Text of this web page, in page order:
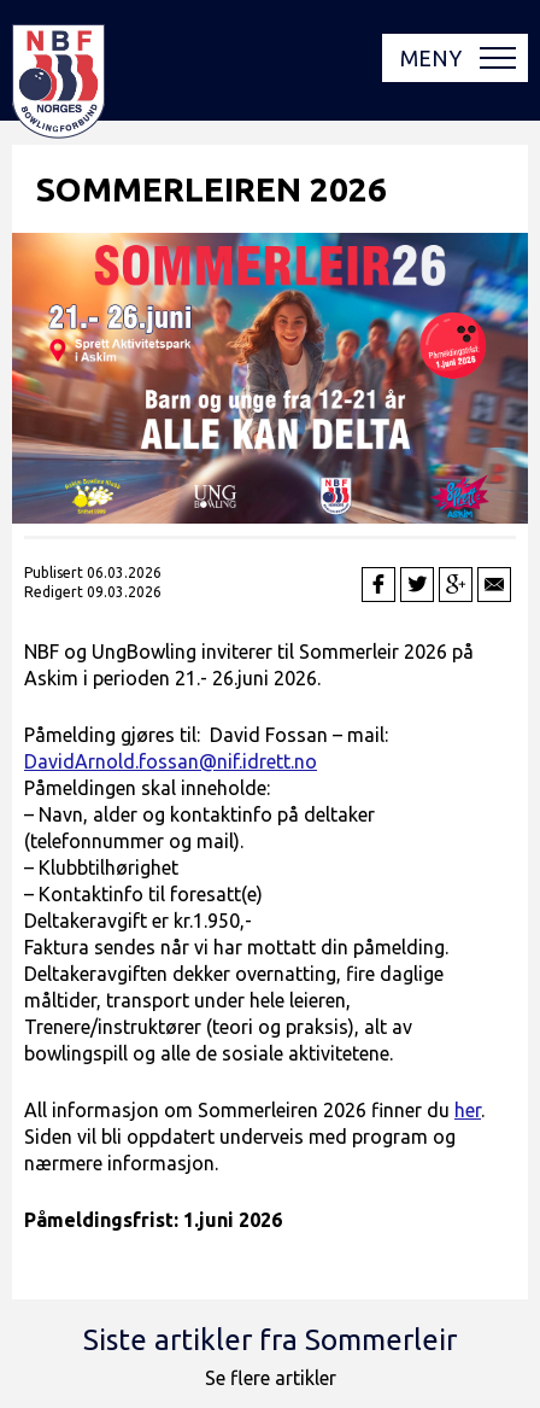
MENY
SOMMERLEIREN 2026
Publisert 06.03.2026
Redigert 09.03.2026
NBF og UngBowling inviterer til Sommerleir 2026 på
Askim i perioden 21.- 26.juni 2026.
Påmelding gjøres til: David Fossan – mail:
DavidArnold.fossan@nif.idrett.no
Påmeldingen skal inneholde:
– Navn, alder og kontaktinfo på deltaker
(telefonnummer og mail).
– Klubbtilhørighet
– Kontaktinfo til foresatt(e)
Deltakeravgift er kr.1.950,-
Faktura sendes når vi har mottatt din påmelding.
Deltakeravgiften dekker overnatting, fire daglige
måltider, transport under hele leieren,
Trenere/instruktører (teori og praksis), alt av
bowlingspill og alle de sosiale aktivitetene.
All informasjon om Sommerleiren 2026 finner du her.
Siden vil bli oppdatert underveis med program og
nærmere informasjon.
Påmeldingsfrist: 1.juni 2026
Siste artikler fra Sommerleir
Se flere artikler